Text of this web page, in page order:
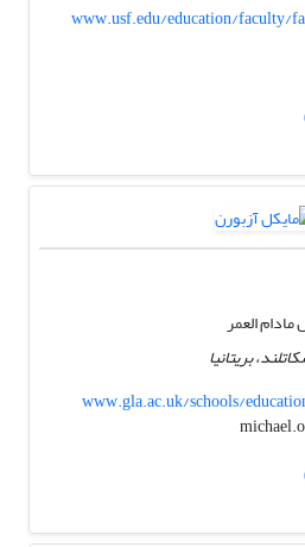
www.usf.edu/education/faculty/
العمر
بریتانیا
www.gla.ac.uk/schools/